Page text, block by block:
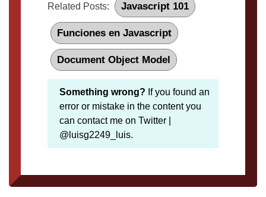
Related Posts: Javascript 101
Funciones en Javascript
Document Object Model
Something wrong? If you found an
error or mistake in the content you
can contact me on Twitter |
@luisg2249_luis.